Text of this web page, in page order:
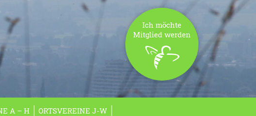
Ich möchte
Mitglied werden
A – H
ORTSVEREINE J-W